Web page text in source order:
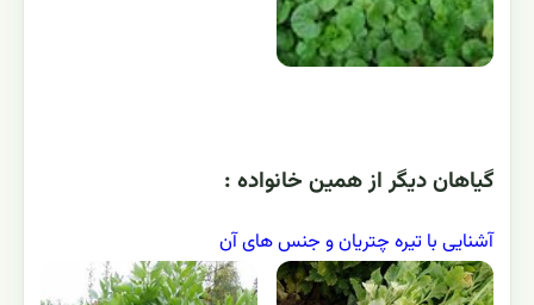
گياهان ديگر از همين خانواده :
آشنایی با تیره چتریان و جنس های آن